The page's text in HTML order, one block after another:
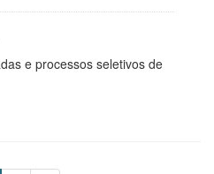
e processos seletivos de